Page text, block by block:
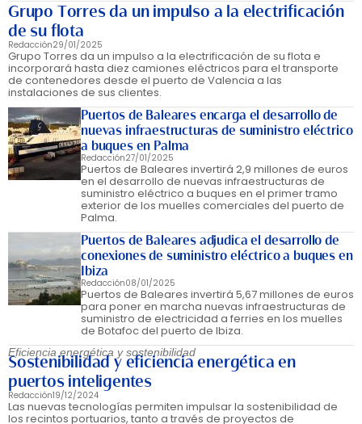
Grupo Torres da un impulso a la electrificación
de su flota
Redacción29/01/2025
Grupo Torres da un impulso a la electrificación de su flota e
incorporará hasta diez camiones eléctricos para el transporte
de contenedores desde el puerto de Valencia a las
instalaciones de sus clientes.
Puertos de Baleares encarga el desarrollo de
nuevas infraestructuras de suministro eléctrico
a buques en Palma
Redacción27/01/2025
Puertos de Baleares invertirá 2,9 millones de euros
en el desarrollo de nuevas infraestructuras de
suministro eléctrico a buques en el primer tramo
exterior de los muelles comerciales del puerto de
Palma.
Puertos de Baleares adjudica el desarrollo de
conexiones de suministro eléctrico a buques en
Ibiza
Redacción08/01/2025
Puertos de Baleares invertirá 5,67 millones de euros
para poner en marcha nuevas infraestructuras de
suministro de electricidad a ferries en los muelles
de Botafoc del puerto de Ibiza.
Eficiencia energética y sostenibilidad
Sostenibilidad y eficiencia energética en
puertos inteligentes
Redacción19/12/2024
Las nuevas tecnologías permiten impulsar la sostenibilidad de
los recintos portuarios, tanto a través de proyectos de